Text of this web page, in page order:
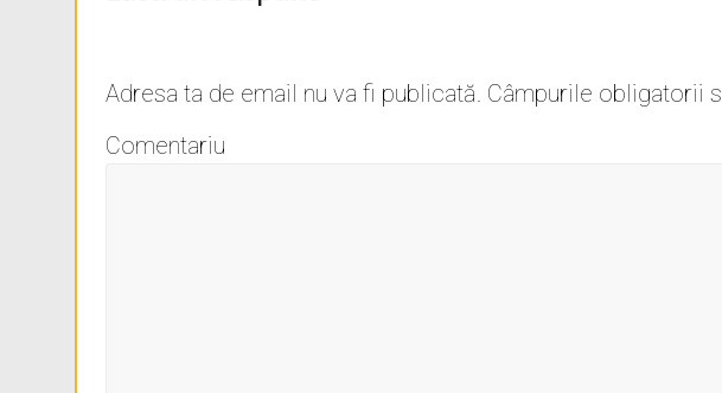
Adresa ta de email nu va fi publicată. Câmpurile obligatorii
Comentariu